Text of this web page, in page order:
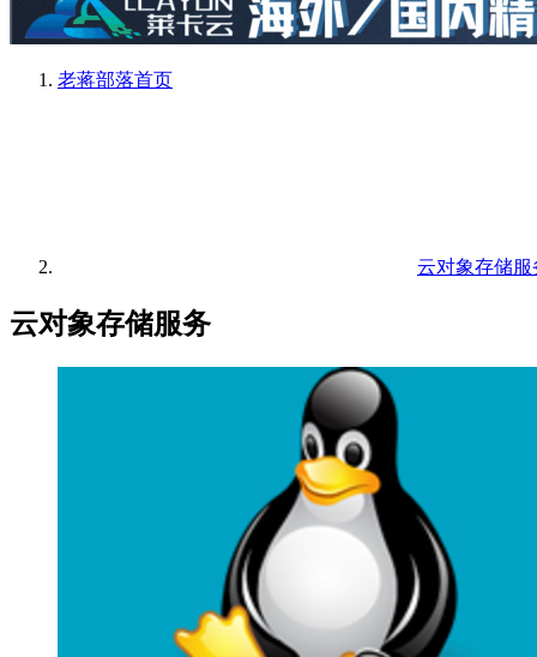
老蒋部落首页
云对象存储服
云对象存储服务